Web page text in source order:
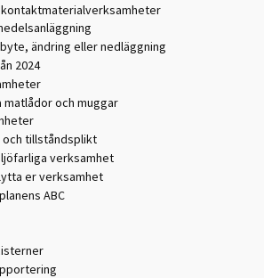
ändring eller nedläggning
2024
matlådor och muggar
och tillståndsplikt
verksamhet
er verksamhet
ABC